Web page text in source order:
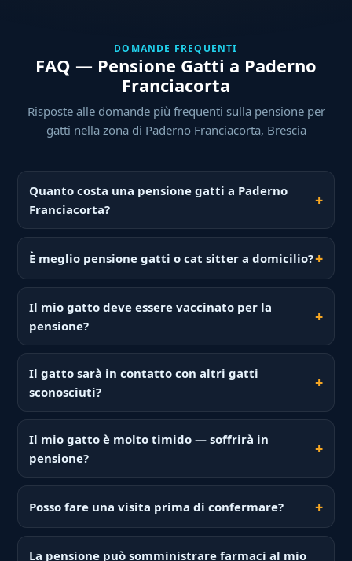
DOMANDE FREQUENTI
FAQ — Pensione Gatti a Paderno
Franciacorta
Risposte alle domande più frequenti sulla pensione per
gatti nella zona di Paderno Franciacorta, Brescia
Quanto costa una pensione gatti a Paderno
Franciacorta?
È meglio pensione gatti o cat sitter a domicilio?
Il mio gatto deve essere vaccinato per la
pensione?
Il gatto sarà in contatto con altri gatti
sconosciuti?
Il mio gatto è molto timido — soffrirà in
pensione?
Posso fare una visita prima di confermare?
La pensione può somministrare farmaci al mio